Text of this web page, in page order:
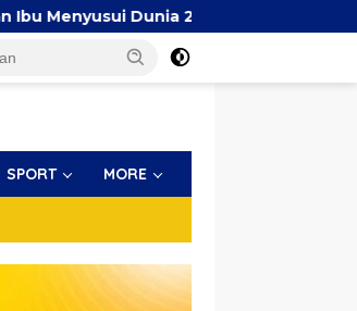
Dunia 2026, TP PKK Makassar
SPORT MORE